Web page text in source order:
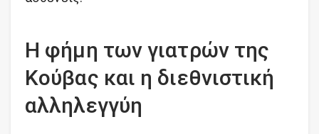
Η φήμη των γιατρών της
Κούβας και η διεθνιστική
αλληλεγγύη